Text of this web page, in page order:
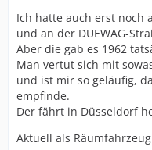
Ich hatte auch erst noch
und an der DUEWAG-
Aber die gab es 1962
Man vertut sich mit
und ist mir so geläufig,
empfinde.
Der fährt in Düsseldorf
Aktuell als